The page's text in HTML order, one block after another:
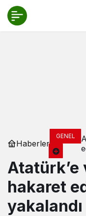
Haberler
GENEL
hakaret
yakalandı